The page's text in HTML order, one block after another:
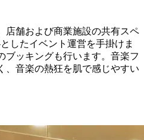
店舗および商業施設の共有スペ
したイベント運営を手掛けま
ブッキングも行います。音楽フ
、音楽の熱狂を肌で感じやすい